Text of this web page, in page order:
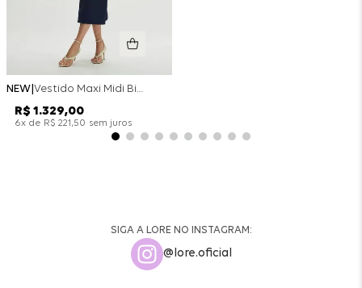
NEW Vestido Maxi Midi Bicolor Alfaitaria Navy - Marinho
R$ 1 .329,00
6x de R$ 221,50 sem juros
SIGA A LORE NO INSTAGRAM:
@lore.oficial